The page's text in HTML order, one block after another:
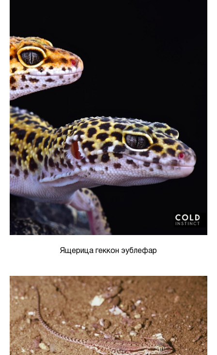
Ящерица геккон эублефар